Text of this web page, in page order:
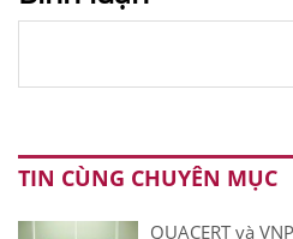
TIN CÙNG CHUYÊN MỤC
QUACERT và